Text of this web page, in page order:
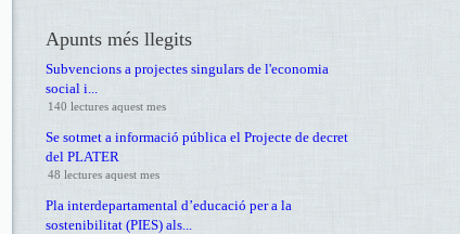
Apunts més llegits
Subvencions a projectes singulars de l'economia
social i...
140 lectures aquest mes
Se sotmet a informació pública el Projecte de decret
del PLATER
48 lectures aquest mes
Pla interdepartamental d’educació per a la
sostenibilitat (PIES) als...